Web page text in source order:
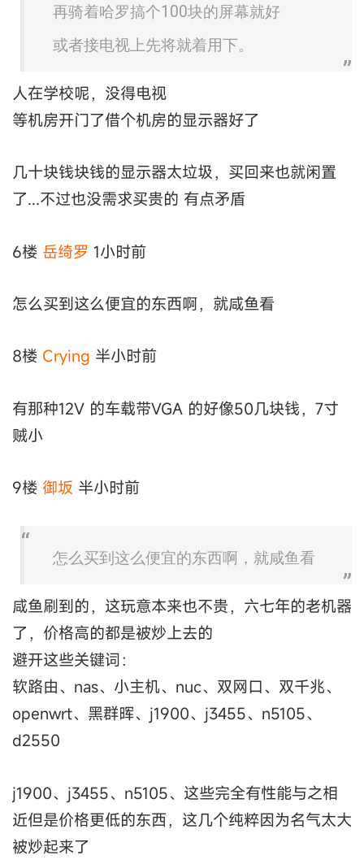
再骑着哈罗搞个100块的屏幕就好
或者接电视上先将就着用下。
人在学校呢，没得电视
等机房开门了借个机房的显示器好了
几十块钱块钱的显示器太垃圾，买回来也就闲置
了...不过也没需求买贵的 有点矛盾
6楼 岳绮罗 1小时前
怎么买到这么便宜的东西啊，就咸鱼看
8楼 Crying 半小时前
有那种12V 的车载带VGA 的好像50几块钱，7寸
贼小
9楼 御坂 半小时前
怎么买到这么便宜的东西啊，就咸鱼看
咸鱼刷到的，这玩意本来也不贵，六七年的老机器
了，价格高的都是被炒上去的
避开这些关键词：
软路由、nas、小主机、nuc、双网口、双千兆、
openwrt、黑群晖、j1900、j3455、n5105、
d2550
j1900、j3455、n5105、这些完全有性能与之相
近但是价格更低的东西，这几个纯粹因为名气太大
被炒起来了